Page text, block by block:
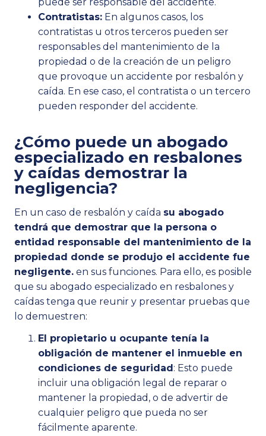
Contratistas: En algunos casos, los
contratistas u otros terceros pueden ser
responsables del mantenimiento de la
propiedad o de la creación de un peligro
que provoque un accidente por resbalón y
caída. En ese caso, el contratista o un tercero
pueden responder del accidente.
¿Cómo puede un abogado
especializado en resbalones
y caídas demostrar la
negligencia?
En un caso de resbalón y caída su abogado
tendrá que demostrar que la persona o
entidad responsable del mantenimiento de la
propiedad donde se produjo el accidente fue
negligente. en sus funciones. Para ello, es posible
que su abogado especializado en resbalones y
caídas tenga que reunir y presentar pruebas que
lo demuestren:
El propietario u ocupante tenía la
obligación de mantener el inmueble en
condiciones de seguridad : Esto puede
incluir una obligación legal de reparar o
mantener la propiedad, o de advertir de
cualquier peligro que pueda no ser
fácilmente aparente.